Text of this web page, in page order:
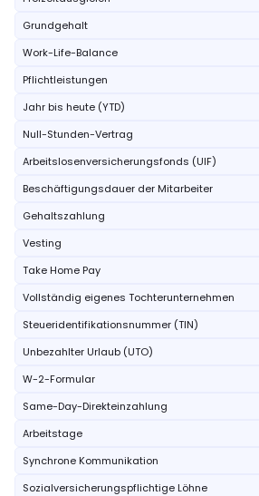
Grundgehalt
Work-Life-Balance
Pflichtleistungen
Jahr bis heute (YTD)
Null-Stunden-Vertrag
Arbeitslosenversicherungsfonds (UIF)
Beschäftigungsdauer der Mitarbeiter
Gehaltszahlung
Vesting
Take Home Pay
Vollständig eigenes Tochterunternehmen
Steueridentifikationsnummer (TIN)
Unbezahlter Urlaub (UTO)
W-2-Formular
Same-Day-Direkteinzahlung
Arbeitstage
Synchrone Kommunikation
Sozialversicherungspflichtige Löhne